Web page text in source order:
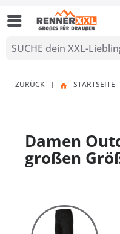
ZURÜCK | STARTSEITE
Damen
großen